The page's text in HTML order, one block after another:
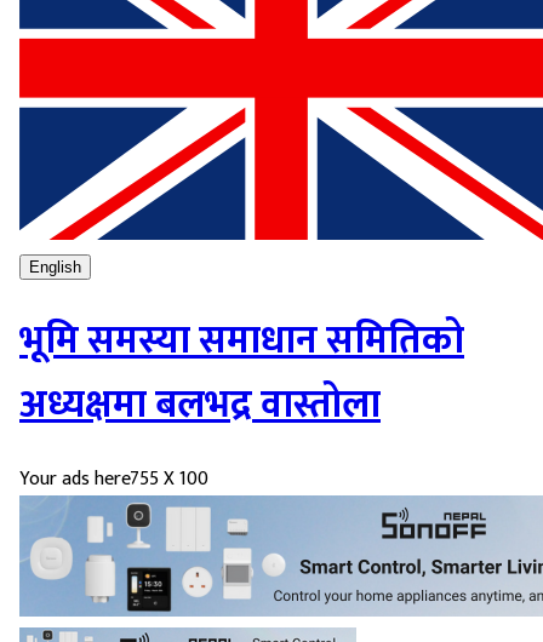
English
भूमि समस्या समाधान समितिको
अध्यक्षमा बलभद्र वास्तोला
Your ads here755 X 100